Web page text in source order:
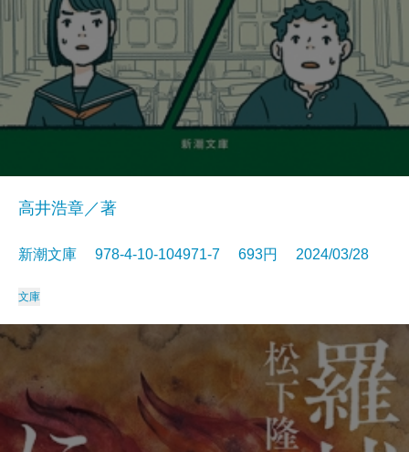
高井浩章／著
新潮文庫 978-4-10-104971-7 693円 2024/03/28
文庫